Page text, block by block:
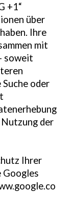
+1“
über
Ihre
mit
soweit
oder
der
Ihrer
Googles